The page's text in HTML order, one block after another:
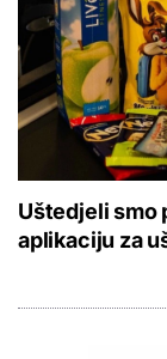
Uštedjeli smo
aplikaciju za